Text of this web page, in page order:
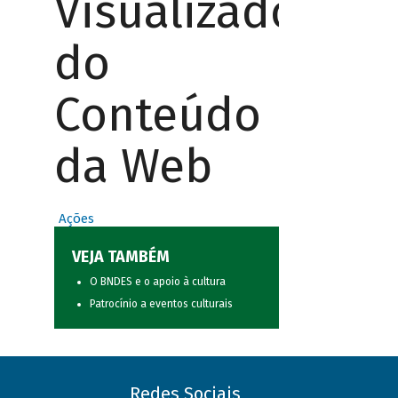
Visualizador
do
Conteúdo
da Web
Ações
VEJA TAMBÉM
O BNDES e o apoio à cultura
Patrocínio a eventos culturais
Redes Sociais